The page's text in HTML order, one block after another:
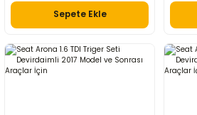
Sepete Ekle